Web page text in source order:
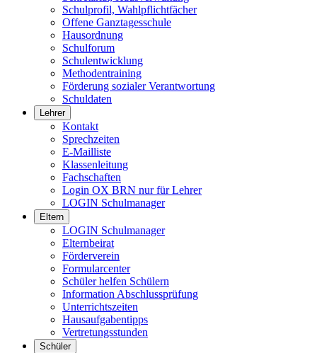
Schulprofil, Wahlpflichtfächer
Offene Ganztagesschule
Hausordnung
Schulforum
Schulentwicklung
Methodentraining
Förderung sozialer Verantwortung
Schuldaten
Lehrer
Kontakt
Sprechzeiten
E-Mailliste
Klassenleitung
Fachschaften
Login OX BRN nur für Lehrer
LOGIN Schulmanager
Eltern
LOGIN Schulmanager
Elternbeirat
Förderverein
Formularcenter
Schüler helfen Schülern
Information Abschlussprüfung
Unterrichtszeiten
Hausaufgabentipps
Vertretungsstunden
Schüler